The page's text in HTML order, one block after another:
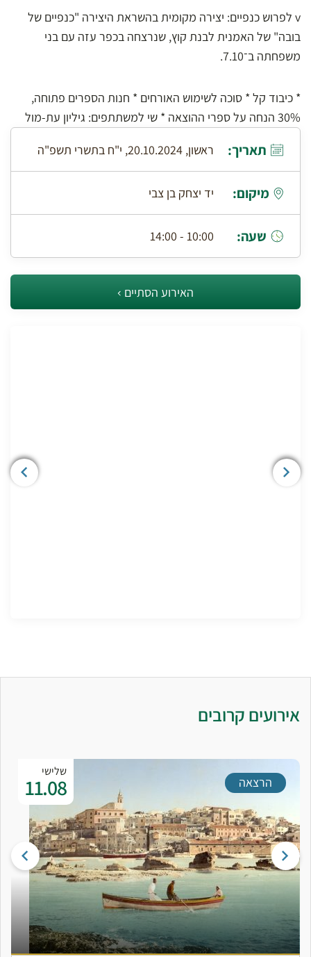
v לפרוש כנפיים: יצירה מקומית בהשראת היצירה "כנפיים של
בובה" של האמנית לבנת קוץ, שנרצחה בכפר עזה עם בני
משפחתה ב־7.10.
* כיבוד קל * סוכה לשימוש האורחים * חנות הספרים פתוחה,
30% הנחה על ספרי ההוצאה * שי למשתתפים: גיליון עת-מול
תאריך: ראשון, 20.10.2024, י"ח בתשרי תשפ"ה
מיקום: יד יצחק בן צבי
שעה: 10:00 - 14:00
האירוע הסתיים
אירועים קרובים
שלישי
11.08 הרצאה